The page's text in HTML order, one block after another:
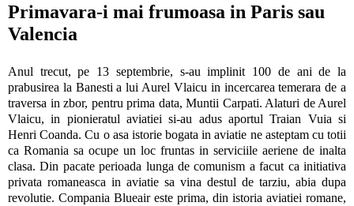
Primavara-i mai frumoasa in Paris sau
Valencia
Anul trecut, pe 13 septembrie, s-au implinit 100 de ani de la
prabusirea la Banesti a lui Aurel Vlaicu in incercarea temerara de a
traversa in zbor, pentru prima data, Muntii Carpati. Alaturi de Aurel
Vlaicu, in pionieratul aviatiei si-au adus aportul Traian Vuia si
Henri Coanda. Cu o asa istorie bogata in aviatie ne asteptam cu totii
ca Romania sa ocupe un loc fruntas in serviciile aeriene de inalta
clasa. Din pacate perioada lunga de comunism a facut ca initiativa
privata romaneasca in aviatie sa vina destul de tarziu, abia dupa
revolutie. Compania Blueair este prima, din istoria aviatiei romane,